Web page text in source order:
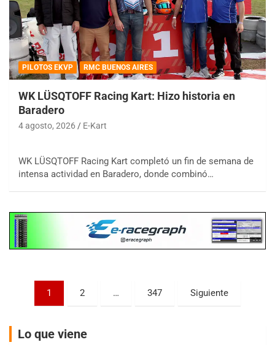
PILOTOS EKVP RMC BUENOS AIRES
WK LÜSQTOFF Racing Kart: Hizo historia en
Baradero
4 agosto, 2026 E-Kart
WK LÜSQTOFF Racing Kart completó un fin de semana de
intensa actividad en Baradero, donde combinó…
Paginación
entradas
1 2 … 347 Siguiente
Lo que viene
08/09-AGO
Ramiro Tot (Asfalto)
KDO - F6
Ciudad de Trenque Lauquen (Asfalto)
Trenque Lauquen (Buenos Aires)
Parque de la Velocidad (Asfalto)
Villaguay (Entre Ríos)
El Cerro (Tierra)